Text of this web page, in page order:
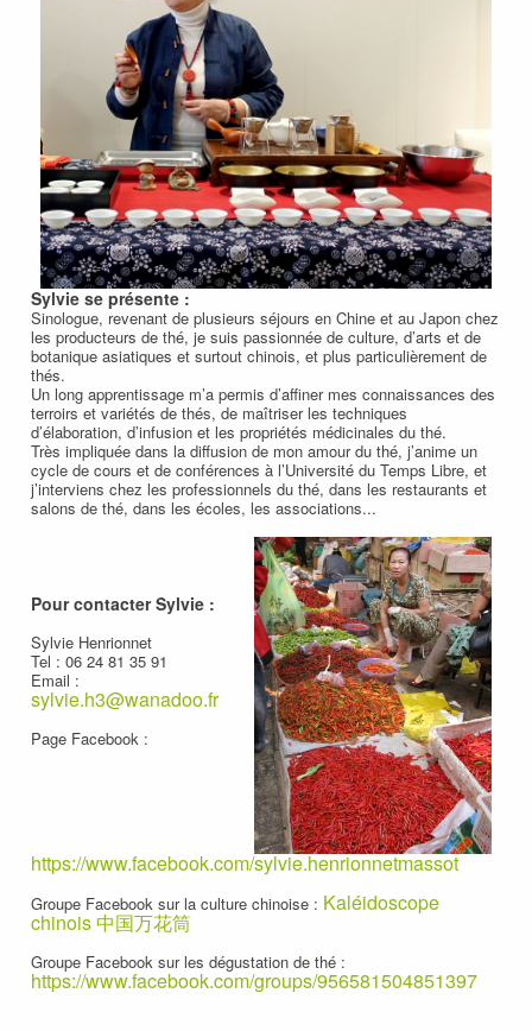
Sylvie se présente :
Sinologue, revenant de plusieurs séjours en Chine et au Japon chez
les producteurs de thé, je suis passionnée de culture, d’arts et de
botanique asiatiques et surtout chinois, et plus particulièrement de
thés.
Un long apprentissage m’a permis d’affiner mes connaissances des
terroirs et variétés de thés, de maîtriser les techniques
d’élaboration, d’infusion et les propriétés médicinales du thé.
Très impliquée dans la diffusion de mon amour du thé, j’anime un
cycle de cours et de conférences à l’Université du Temps Libre, et
j’interviens chez les professionnels du thé, dans les restaurants et
salons de thé, dans les écoles, les associations...
Pour contacter Sylvie :
Sylvie Henrionnet
Tel : 06 24 81 35 91
Email :
sylvie.h3@wanadoo.fr
Page Facebook :
https://www.facebook.com/sylvie.henrionnetmassot
Groupe Facebook sur la culture chinoise : Kaléidoscope
chinois 中国万花筒
Groupe Facebook sur les dégustation de thé :
https://www.facebook.com/groups/956581504851397